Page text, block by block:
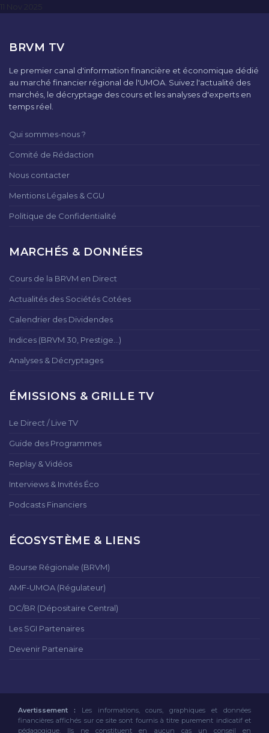
BRVM TV
Le premier canal d'information financière et économique dédié
au marché financier régional de l'UMOA. Suivez l'actualité des
marchés, le décryptage des cours et les analyses d'experts en
temps réel.
Qui sommes-nous ?
Comité de Rédaction
Nous contacter
Mentions Légales & CGU
Politique de Confidentialité
MARCHÉS & DONNÉES
Cours de la BRVM en Direct
Actualités des Sociétés Cotées
Calendrier des Dividendes
Indices (BRVM 30, Prestige...)
Analyses & Décryptages
ÉMISSIONS & GRILLE TV
Le Direct / Live TV
Guide des Programmes
Replay & Vidéos
Interviews & Invités Éco
Podcasts Financiers
ÉCOSYSTÈME & LIENS
Bourse Régionale (BRVM)
AMF-UMOA (Régulateur)
DC/BR (Dépositaire Central)
Les SGI Partenaires
Devenir Partenaire
Avertissement : Les informations, cours, graphiques et données
financières affichés sur ce site sont fournis à titre purement indicatif et
pédagogique. Ils ne constituent en aucun cas un conseil en